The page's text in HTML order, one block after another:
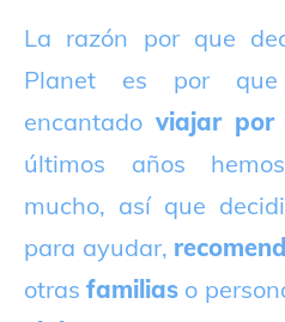
La razón por que
Planet es por
encantado viajar por
últimos años
mucho, así que
para ayudar,
otrasfamilias o